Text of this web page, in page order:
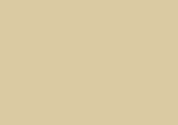
Best Mill®